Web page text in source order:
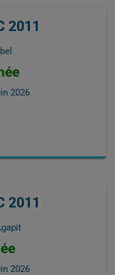
2011
2026
2011
2026